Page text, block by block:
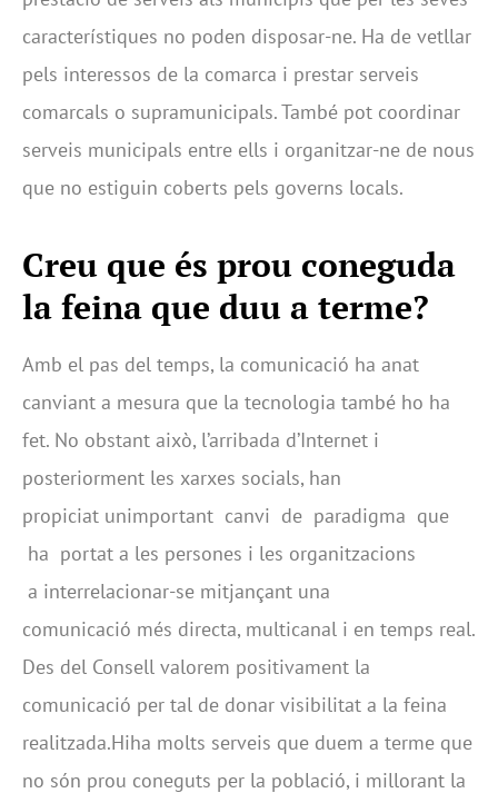
característiques no poden disposar-ne. Ha de vetllar
pels interessos de la comarca i prestar serveis
comarcals o supramunicipals. També pot coordinar
serveis municipals entre ells i organitzar-ne de nous
que no estiguin coberts pels governs locals.
Creu que és prou coneguda
la feina que duu a terme?
Amb el pas del temps, la comunicació ha anat
canviant a mesura que la tecnologia també ho ha
fet. No obstant això, l’arribada d’Internet i
posteriorment les xarxes socials, han
propiciat unimportant canvi de paradigma que
ha portat a les persones i les organitzacions
a interrelacionar-se mitjançant una
comunicació més directa, multicanal i en temps real.
Des del Consell valorem positivament la
comunicació per tal de donar visibilitat a la feina
realitzada.Hiha molts serveis que duem a terme que
no són prou coneguts per la població, i millorant la